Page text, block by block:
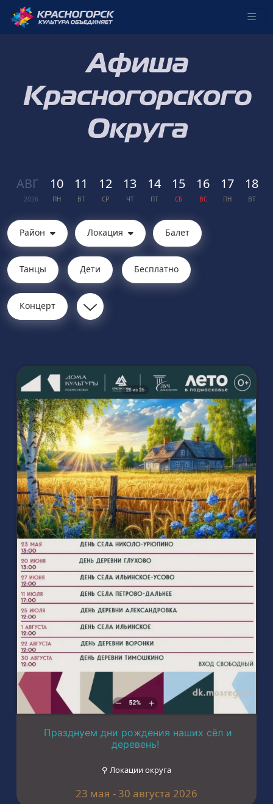
АВГ
2026
10
ПН
11
ВТ
12
СР
13
ЧТ
14
ПТ
15
СБ
16
ВС
17
ПН
18
ВТ
Район Локация Балет
Танцы Дети Бесплатно
Концерт
Празднуем дни рождения наших сёл и
деревень!
⚲ Локации округа
23 мая - 30 августа 2026